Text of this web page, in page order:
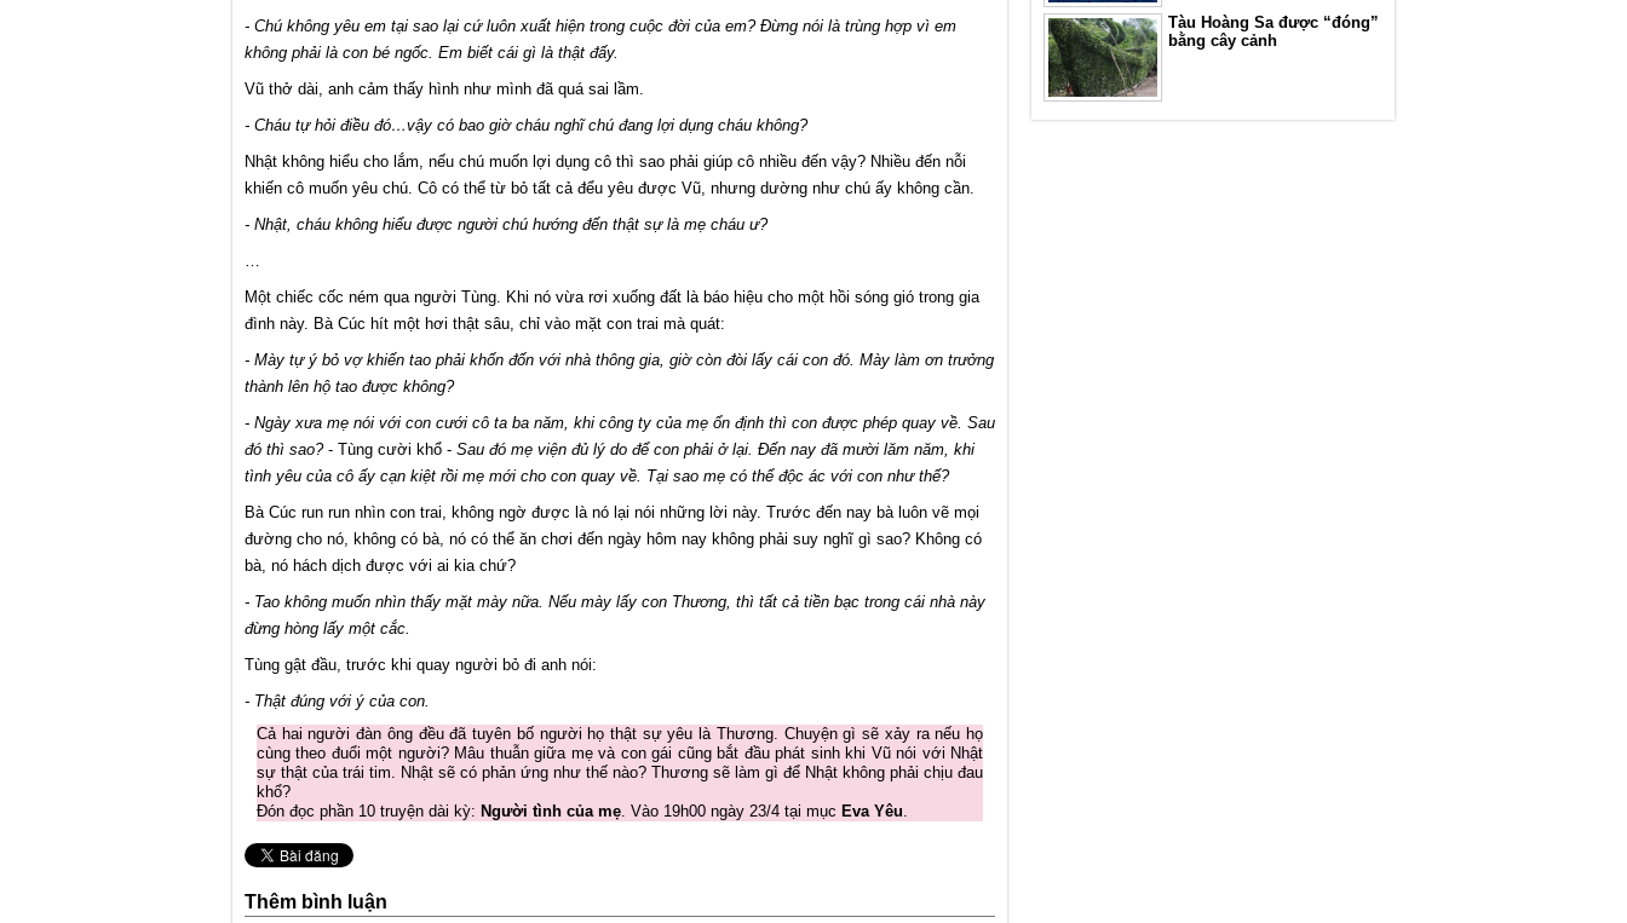
- Chú không yêu em tại sao lại cứ luôn xuất hiện trong cuộc đời của em? Đừng nói là trùng hợp vì em
không phải là con bé ngốc. Em biết cái gì là thật đấy.
Vũ thở dài, anh cảm thấy hình như mình đã quá sai lầm.
- Cháu tự hỏi điều đó…vậy có bao giờ cháu nghĩ chú đang lợi dụng cháu không?
Nhật không hiểu cho lắm, nếu chú muốn lợi dụng cô thì sao phải giúp cô nhiều đến vậy? Nhiều đến nỗi
khiến cô muốn yêu chú. Cô có thể từ bỏ tất cả đểu yêu được Vũ, nhưng dường như chú ấy không cần.
- Nhật, cháu không hiểu được người chú hướng đến thật sự là mẹ cháu ư?
…
Một chiếc cốc ném qua người Tùng. Khi nó vừa rơi xuống đất là báo hiệu cho một hồi sóng gió trong gia
đình này. Bà Cúc hít một hơi thật sâu, chỉ vào mặt con trai mà quát:
- Mày tự ý bỏ vợ khiến tao phải khốn đốn với nhà thông gia, giờ còn đòi lấy cái con đó. Mày làm ơn trưởng
thành lên hộ tao được không?
- Ngày xưa mẹ nói với con cưới cô ta ba năm, khi công ty của mẹ ổn định thì con được phép quay về. Sau
đó thì sao? - Tùng cười khổ - Sau đó mẹ viện đủ lý do để con phải ở lại. Đến nay đã mười lăm năm, khi
tình yêu của cô ấy cạn kiệt rồi mẹ mới cho con quay về. Tại sao mẹ có thể độc ác với con như thế?
Bà Cúc run run nhìn con trai, không ngờ được là nó lại nói những lời này. Trước đến nay bà luôn vẽ mọi
đường cho nó, không có bà, nó có thể ăn chơi đến ngày hôm nay không phải suy nghĩ gì sao? Không có
bà, nó hách dịch được với ai kia chứ?
- Tao không muốn nhìn thấy mặt mày nữa. Nếu mày lấy con Thương, thì tất cả tiền bạc trong cái nhà này
đừng hòng lấy một cắc.
Tùng gật đầu, trước khi quay người bỏ đi anh nói:
- Thật đúng với ý của con.
Cả hai người đàn ông đều đã tuyên bố người họ thật sự yêu là Thương. Chuyện gì sẽ xảy ra nếu họ
cùng theo đuổi một người? Mâu thuẫn giữa mẹ và con gái cũng bắt đầu phát sinh khi Vũ nói với Nhật
sự thật của trái tim. Nhật sẽ có phản ứng như thế nào? Thương sẽ làm gì để Nhật không phải chịu đau
khổ?
Đón đọc phần 10 truyện dài kỳ: Người tình của mẹ. Vào 19h00 ngày 23/4 tại mục Eva Yêu.
Thêm bình luận
Tàu Hoàng Sa được “đóng”
bằng cây cảnh